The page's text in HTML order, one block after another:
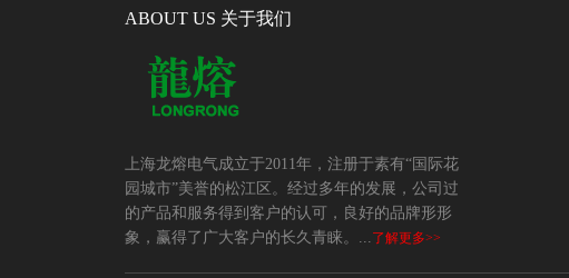
ABOUT US 关于我们
上海龙熔电气成立于2011年，注册于素有“国际花
园城市”美誉的松江区。经过多年的发展，公司过
的产品和服务得到客户的认可，良好的品牌形形
象，赢得了广大客户的长久青睐。...了解更多>>